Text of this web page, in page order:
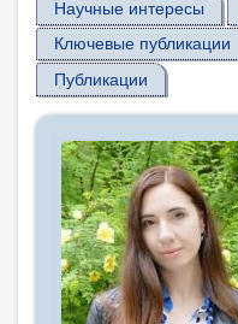
Научные интересы
Ключевые публикации
Публикации